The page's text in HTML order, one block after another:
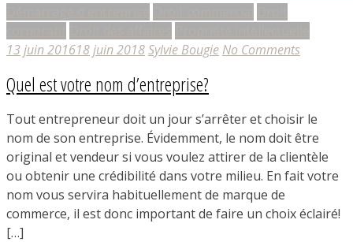
13 juin 201618 juin 2018Sylvie Bougie No Comments
Quel est votre nom d’entreprise?
Tout entrepreneur doit un jour s’arrêter et choisir le
nom de son entreprise. Évidemment, le nom doit être
original et vendeur si vous voulez attirer de la clientèle
ou obtenir une crédibilité dans votre milieu. En fait votre
nom vous servira habituellement de marque de
commerce, il est donc important de faire un choix éclairé!
[…]